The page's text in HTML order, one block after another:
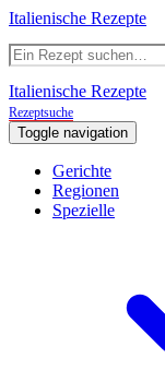
Italienische Rezepte
Italienische Rezepte
Rezeptsuche
Toggle navigation
Gerichte
Regionen
Spezielle